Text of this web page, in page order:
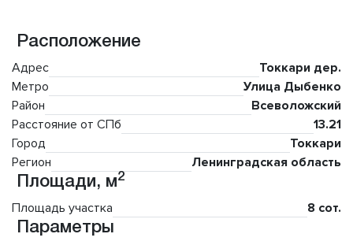
Расположение
Адрес
Токкари дер.
Метро
Улица Дыбенко
Район
Всеволожский
Расстояние от СПб
13.21
Город
Токкари
Регион
Ленинградская область
Площади, м2
Площадь участка
8 сот.
Параметры